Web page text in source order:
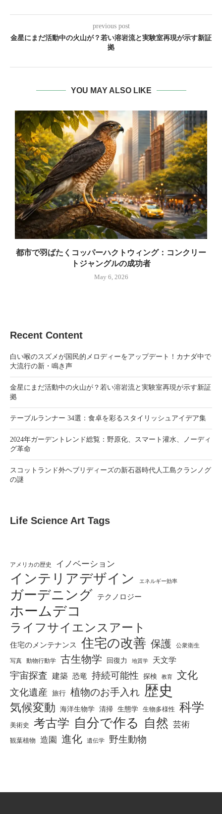
previous post
金星にまだ活動中の火山が？若い溶岩流と実験室再現が示す新証
拠
YOU MAY ALSO LIKE
都市で羽ばたくコッパーハクトウィング：コンクリー
トジャングルの成功者
May 6, 2026
Recent Content
白い喉のスズメが国民的メロディーをアップデート！カナダ中で
大流行の新・鳴き声
金星にまだ活動中の火山が？若い溶岩流と実験室再現が示す新証
拠
テーブルランナー 34選：食卓を彩るスタイリッシュアイデア集
2024年ガーデントレンド総覧：野原化、スマート灌水、ノーディ
グ革命
スコットランド外ヘブリディーズの新石器時代人工島クランノグ
の謎
Life Science Art Tags
アメリカの歴史 イノベーション
インテリアデザイン エネルギー効率
ガーデニング テクノロジー
ホームデコ
ライフサイエンスアート
住宅のメンテナンス 住宅の改善 保護 公衆衛生
写真 動物行動学 古生物学 回復力 地質学 天文学
宇宙探査 建築 恐竜 持続可能性 探検 教育 文化
文化遺産 旅行 植物のお手入れ 歴史
気候変動 海洋生物学 清掃 生態学 生物多様性 科学
美術史 考古学 自分で作る 自然 芸術
観葉植物 造園 進化 遺伝学 野生動物